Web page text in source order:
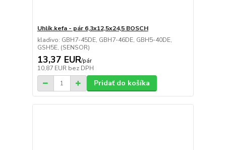
Uhlík.kefa - pár 6,3x12,5x24,5 BOSCH
kladivo: GBH7-45DE, GBH7-46DE, GBH5-40DE,
GSH5E, (SENSOR)
13,37 EUR/pár
10,87 EUR bez DPH
Pridať do košíka